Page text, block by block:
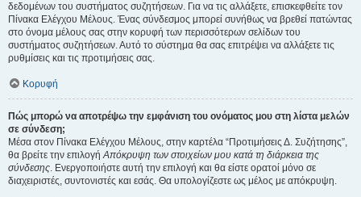
δεδομένων του συστήματος συζητήσεων. Για να τις αλλάξετε, επισκεφθείτε τον
Πίνακα Ελέγχου Μέλους. Ένας σύνδεσμος μπορεί συνήθως να βρεθεί πατώντας
στο όνομα μέλους σας στην κορυφή των περισσότερων σελίδων του
συστήματος συζητήσεων. Αυτό το σύστημα θα σας επιτρέψει να αλλάξετε τις
ρυθμίσεις και τις προτιμήσεις σας.
Κορυφή
Πώς μπορώ να αποτρέψω την εμφάνιση του ονόματος μου στη λίστα μελών
σε σύνδεση;
Μέσα στον Πίνακα Ελέγχου Μέλους, στην καρτέλα “Προτιμήσεις Δ. Συζήτησης”,
θα βρείτε την επιλογήΑπόκρυψη των στοιχείων μου κατά τη διάρκεια της
σύνδεσης. Ενεργοποιήστε αυτή την επιλογή και θα είστε ορατοί μόνο σε
διαχειριστές, συντονιστές και εσάς. Θα υπολογίζεστε ως μέλος με απόκρυψη.